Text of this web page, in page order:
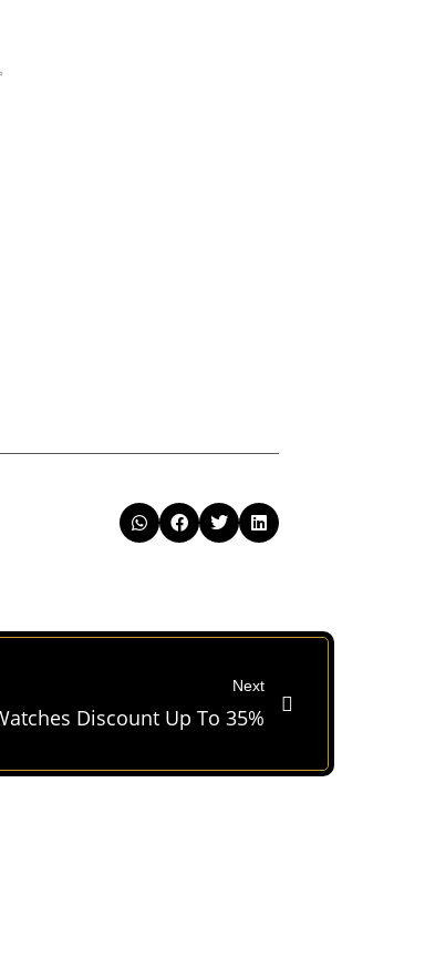
Next
Discount Up To 35%